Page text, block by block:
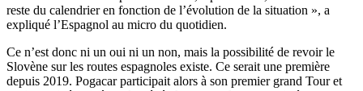
reste du calendrier en fonction de l’évolution de la situation », a
expliqué l’Espagnol au micro du quotidien.
Ce n’est donc ni un oui ni un non, mais la possibilité de revoir le
Slovène sur les routes espagnoles existe. Ce serait une première
depuis 2019. Pogacar participait alors à son premier grand Tour et